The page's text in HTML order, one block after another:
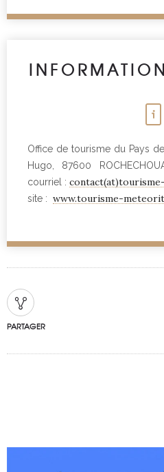
Office de tourisme du Pays
Hugo, 87600
courriel :
site : www.tourisme-
PARTAGER